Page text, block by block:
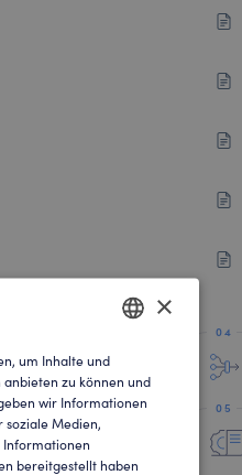
ENGLISH
GERMAN
×
um Inhalte und
zu können und
wir Informationen
soziale Medien,
Informationen
bereitgestellt haben